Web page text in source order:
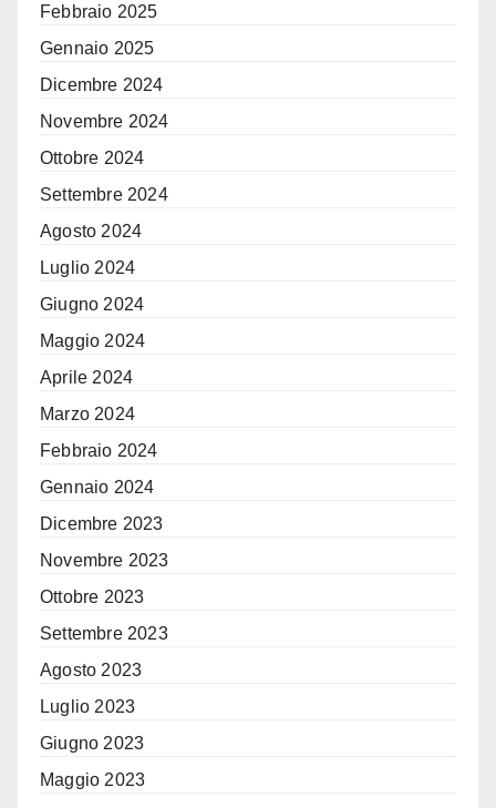
Febbraio 2025
Gennaio 2025
Dicembre 2024
Novembre 2024
Ottobre 2024
Settembre 2024
Agosto 2024
Luglio 2024
Giugno 2024
Maggio 2024
Aprile 2024
Marzo 2024
Febbraio 2024
Gennaio 2024
Dicembre 2023
Novembre 2023
Ottobre 2023
Settembre 2023
Agosto 2023
Luglio 2023
Giugno 2023
Maggio 2023